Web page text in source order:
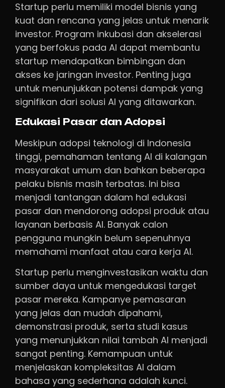
Startup perlu memiliki model bisnis yang
kuat dan rencana yang jelas untuk menarik
investor. Program inkubasi dan akselerasi
yang berfokus pada AI dapat membantu
startup mendapatkan bimbingan dan
akses ke jaringan investor. Penting juga
untuk menunjukkan potensi dampak yang
signifikan dari solusi AI yang ditawarkan.
Edukasi Pasar dan Adopsi
Meskipun adopsi teknologi di Indonesia
tinggi, pemahaman tentang AI di kalangan
masyarakat umum dan bahkan beberapa
pelaku bisnis masih terbatas. Ini bisa
menjadi tantangan dalam hal edukasi
pasar dan mendorong adopsi produk atau
layanan berbasis AI. Banyak calon
pengguna mungkin belum sepenuhnya
memahami manfaat atau cara kerja AI.
Startup perlu menginvestasikan waktu dan
sumber daya untuk mengedukasi target
pasar mereka. Kampanye pemasaran
yang jelas dan mudah dipahami,
demonstrasi produk, serta studi kasus
yang menunjukkan nilai tambah AI menjadi
sangat penting. Kemampuan untuk
menjelaskan kompleksitas AI dalam
bahasa yang sederhana adalah kunci.